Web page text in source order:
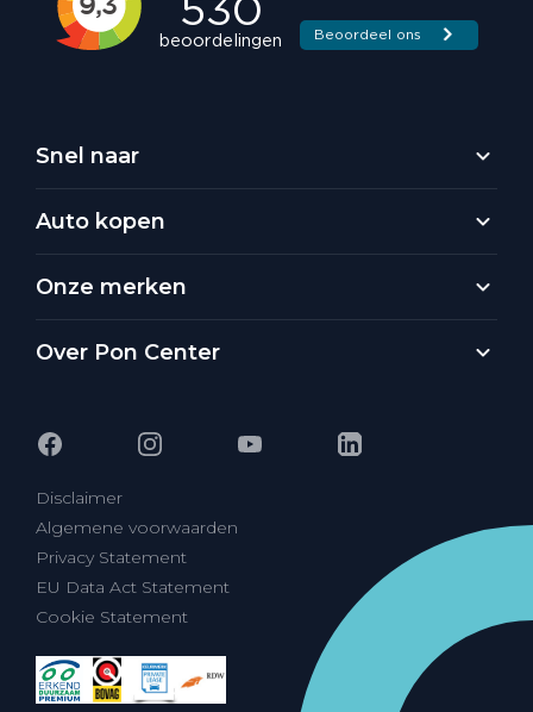
Snel naar
Auto kopen
Onze merken
Over Pon Center
Disclaimer
Algemene voorwaarden
Privacy Statement
EU Data Act Statement
Cookie Statement